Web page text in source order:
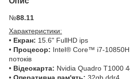
№88.11
Характеристики:
• Екран: 15.6" FullHD ips
• Процесор: Intel® Core™ i7-
потоків
• Відеокарта: Nvidia Quadro T1000
• Оперативна пам'ять: 32gb ddr4